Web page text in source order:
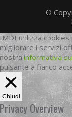
©
IMDI utilizza
migliorare i servizi
nostrainformativa
pulsante a fianco
Chiudi
Privacy Overview